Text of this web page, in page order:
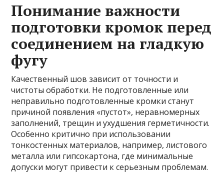
Понимание важности
подготовки кромок перед
соединением на гладкую
фугу
Качественный шов зависит от точности и
чистоты обработки. Не подготовленные или
неправильно подготовленные кромки станут
причиной появления «пустот», неравномерных
заполнений, трещин и ухудшения герметичности.
Особенно критично при использовании
тонкостенных материалов, например, листового
металла или гипсокартона, где минимальные
допуски могут привести к серьезным проблемам.